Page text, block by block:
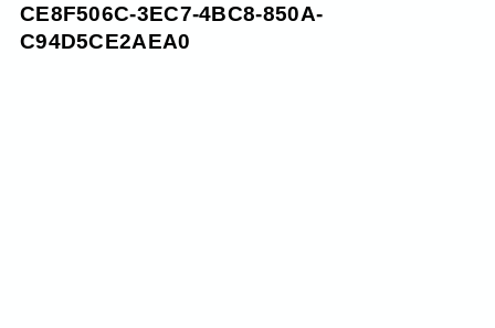
CE8F506C-3EC7-4BC8-850A-
C94D5CE2AEA0